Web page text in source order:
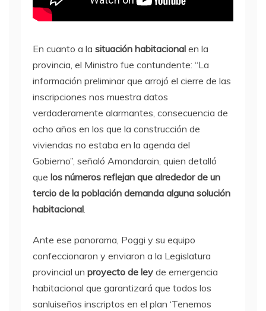
En cuanto a la situación habitacional en la
provincia, el Ministro fue contundente: “La
información preliminar que arrojó el cierre de las
inscripciones nos muestra datos
verdaderamente alarmantes, consecuencia de
ocho años en los que la construcción de
viviendas no estaba en la agenda del
Gobierno”, señaló Amondarain, quien detalló
que los números reflejan que alrededor de un
tercio de la población demanda alguna solución
habitacional.
Ante ese panorama, Poggi y su equipo
confeccionaron y enviaron a la Legislatura
provincial un proyecto de ley de emergencia
habitacional que garantizará que todos los
sanluiseños inscriptos en el plan ‘Tenemos